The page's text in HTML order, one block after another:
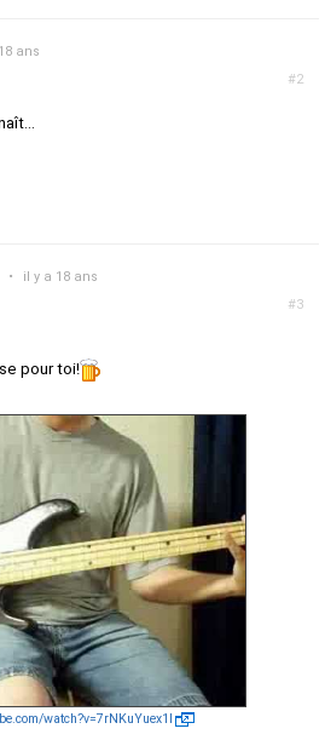
#2
ans
#3
• il y a 18 ans
pour toi!
watch?v=7rNKuYuex1I